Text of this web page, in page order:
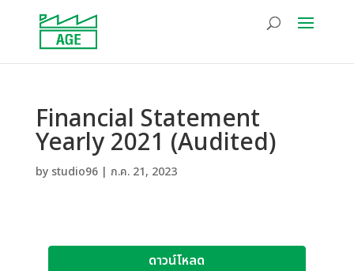
Financial Statement
Yearly 2021 (Audited)
by studio96| ก.ค. 21, 2023
ดาวน์โหลด